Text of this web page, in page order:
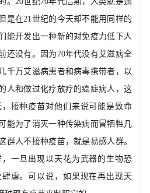
是在21世纪的今天却不能用同样的
能开发出一种新的对免疫力低下人
还没有。因为70年代没有艾滋病全
千万艾滋病患者和病毒携带者，以
人和做过化疗放疗的癌症病人，这
接种疫苗对他们来说可能是致命
能为了消灭一种传染病而冒牺牲几
群人不接种疫苗，就是易感人群。
一旦出现以天花为武器的生物恐
虐。可以说，如果现在再出现天